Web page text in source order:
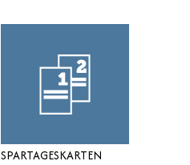
SPARTAGESKARTEN